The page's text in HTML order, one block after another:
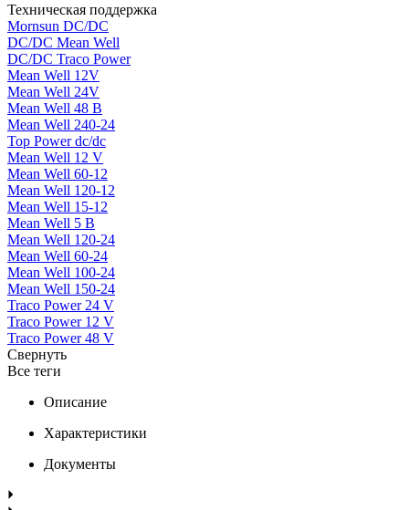
Техническая поддержка
Mornsun DC/DC
DC/DC Mean Well
DC/DC Traco Power
Mean Well 12V
Mean Well 24V
Mean Well 48 В
Mean Well 240-24
Top Power dc/dc
Mean Well 12 V
Mean Well 60-12
Mean Well 120-12
Mean Well 15-12
Mean Well 5 В
Mean Well 120-24
Mean Well 60-24
Mean Well 100-24
Mean Well 150-24
Traco Power 24 V
Traco Power 12 V
Traco Power 48 V
Свернуть
Все теги
Описание
Характеристики
Документы